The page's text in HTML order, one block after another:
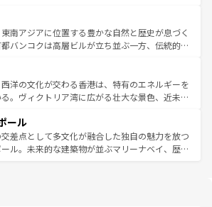
まれながら、韓国の多彩な魅力を心ゆくまで味
わってみてほしい。 なお、新着の韓国情報はコンテンツ一
てほしい。
と共に伝統が息づく。ハノイの古い町並みやホ
のフランス統治時代の建物も、独特の雰囲気を
いる。また、バラエティの豊かさとおいしさで
ーやバインミー、ベトナムコーヒーなどは、ぜ
わいたい。どの地域を訪れてもあたたかい人々
迎えてくれるので、きっと忘れられない旅にな
しい。
南アジアに位置する豊かな自然と歴史が息づく
バンコクは高層ビルが立ち並ぶ一方、伝統的な
差している。北部ではチェンマイなどの山岳地
触れ合い、南部ではプーケットやクラビの美し
リゾート気分を楽しむことができる。タイ料理
候は一年中温暖で、どの季節にも異なる楽しみ
る。親しみやすいタイの人々、仏教を中心とし
して多様な観光資源が、訪れる旅人を魅了し続
洋の文化が交わる香港は、特有のエネルギーを
。ヴィクトリア湾に広がる壮大な景色、近未来
訪れても感動するはず。観光スポットが密集し
率よく見どころを回れるのも魅力。息をのむよ
ら文化的な体験まで、香港を存分に楽しみ尽く
ール
差点として多文化が融合した独自の魅力を放つ
ル。未来的な建築物が並ぶマリーナベイ、歴史